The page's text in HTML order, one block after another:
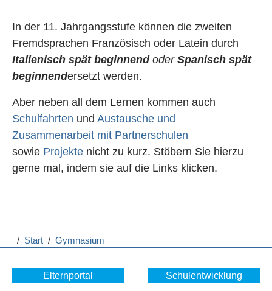
In der 11. Jahrgangsstufe können die zweiten
Fremdsprachen Französisch oder Latein durch
Italienisch spät beginnendoder Spanisch spät
beginnendersetzt werden.
Aber neben all dem Lernen kommen auch
Schulfahrten und Austausche und
Zusammenarbeit mit Partnerschulen
sowie Projekte nicht zu kurz. Stöbern Sie hierzu
gerne mal, indem sie auf die Links klicken.
/ Start / Gymnasium
Elternportal Schulentwicklung